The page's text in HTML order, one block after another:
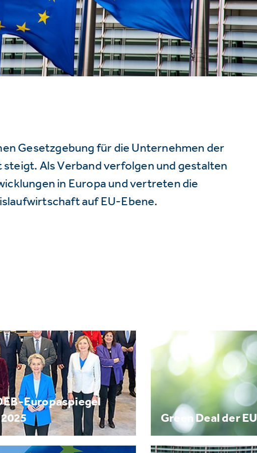
Gesetzgebung für die Unternehmen der
Als Verband verfolgen und gestalten
in Europa und vertreten die
auf EU-Ebene.
Europaspiegel
Green Deal der EU